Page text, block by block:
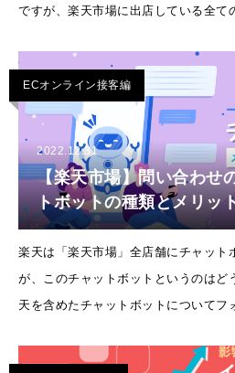
ですが、楽天市場に出店している全て
回の記事を参考にリニュー
ECオンライン接客編
2022.12.31
【楽天市場】問い合わせ
トボットの種類とメリッ
解説！
楽天は「楽天市場」全店舗にチャット
が、このチャットボットというのはど
天を含めたチャットボットについてフ